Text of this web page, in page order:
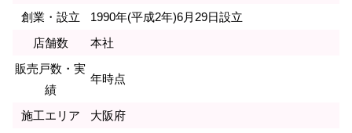
創業・設立
1990年(平成2年)6月29日設立
店舗数
本社
販売戸数・実
績
年時点
施工エリア
大阪府